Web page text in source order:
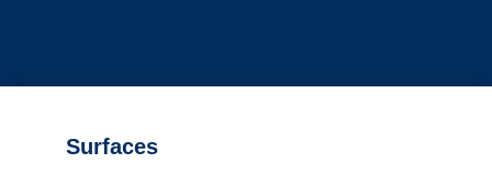
Surfaces